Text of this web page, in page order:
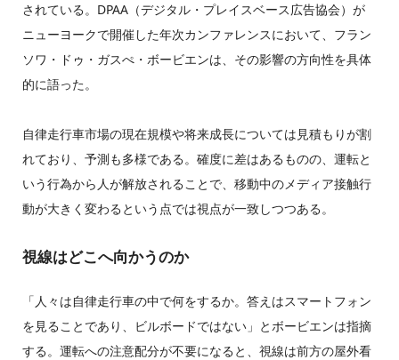
されている。DPAA（デジタル・プレイスベース広告協会）が
ニューヨークで開催した年次カンファレンスにおいて、フラン
ソワ・ドゥ・ガスぺ・ボービエンは、その影響の方向性を具体
的に語った。
自律走行車市場の現在規模や将来成長については見積もりが割
れており、予測も多様である。確度に差はあるものの、運転と
いう行為から人が解放されることで、移動中のメディア接触行
動が大きく変わるという点では視点が一致しつつある。
視線はどこへ向かうのか
「人々は自律走行車の中で何をするか。答えはスマートフォン
を見ることであり、ビルボードではない」とボービエンは指摘
する。運転への注意配分が不要になると、視線は前方の屋外看